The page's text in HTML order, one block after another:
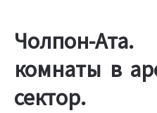
Чолпон-
комнаты в
сектор.